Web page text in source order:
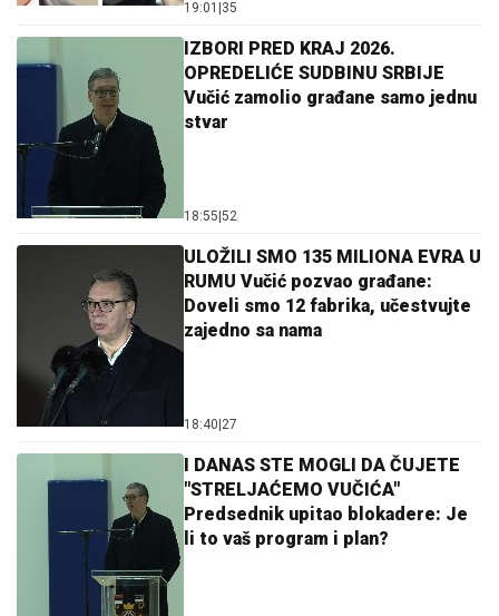
19:01 35
IZBORI PRED KRAJ 2026.
OPREDELIĆE SUDBINU SRBIJE
Vučić zamolio građane samo jednu
stvar
18:55 52
ULOŽILI SMO 135 MILIONA EVRA U
RUMU Vučić pozvao građane:
Doveli smo 12 fabrika, učestvujte
zajedno sa nama
18:40 27
I DANAS STE MOGLI DA ČUJETE
"STRELJAĆEMO VUČIĆA"
Predsednik upitao blokadere: Je
li to vaš program i plan?